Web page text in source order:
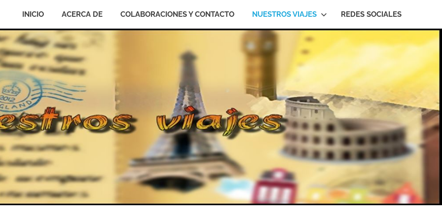
INICIO ACERCA DE COLABORACIONES Y CONTACTO NUESTROS VIAJES REDES SOCIALES